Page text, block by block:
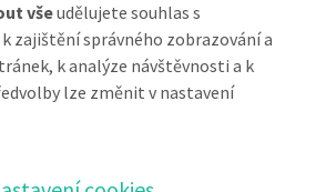
osobních údajů
všeudělujete souhlas s
zajištění správného zobrazování a
k analýze návštěvnosti a k
lze změnit v nastavení